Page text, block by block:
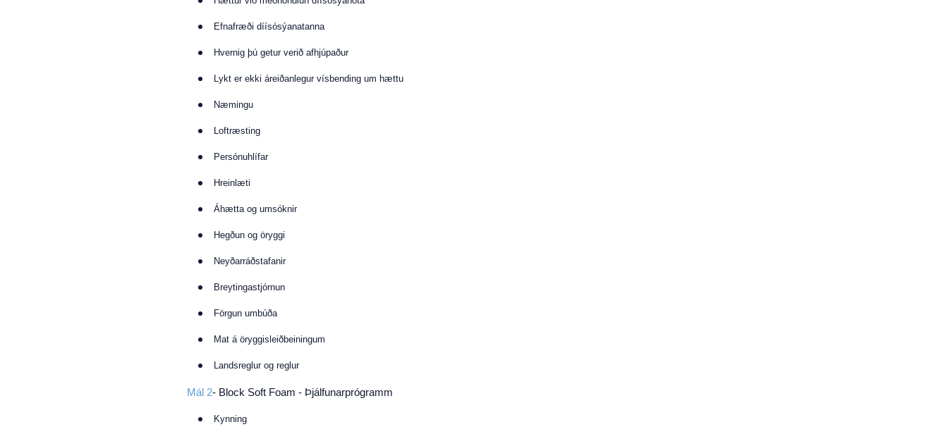
Efnafræði díísósýanatanna
Hvernig þú getur verið afhjúpaður
Lykt er ekki áreiðanlegur vísbending um hættu
Næmingu
Loftræsting
Persónuhlífar
Hreinlæti
Áhætta og umsóknir
Hegðun og öryggi
Neyðarráðstafanir
Breytingastjórnun
Förgun umbúða
Mat á öryggisleiðbeiningum
Landsreglur og reglur
Mál 2- Block Soft Foam - Þjálfunarprógramm
Kynning